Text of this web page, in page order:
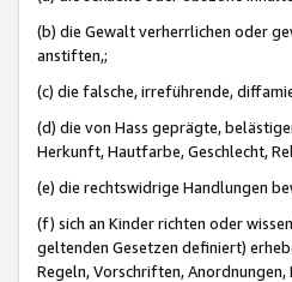
(b) die Gewalt verherrlichen oder
anstiften,;
(c) die falsche, irreführende,
(d) die von Hass geprägte,
Herkunft, Hautfarbe, Geschlecht,
(e) die rechtswidrige Handlungen
(f) sich an Kinder richten oder
geltenden Gesetzen definiert)
Regeln, Vorschriften,